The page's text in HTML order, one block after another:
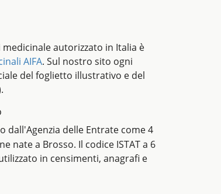
autorizzato in Italia è
AIFA. Sul nostro sito ogni
del foglietto illustrativo e del
dall'Agenzia delle Entrate come 4
nate a Brosso. Il codice ISTAT a 6
in censimenti, anagrafi e